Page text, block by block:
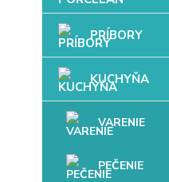
PRÍBORY
KUCHYŇA
VARENIE
PEČENIE